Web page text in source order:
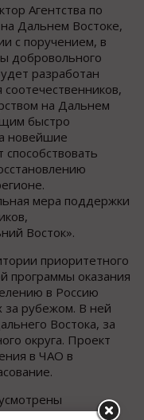
Агентства по
Дальнем Востоке,
с поручением, в
добровольного
разработан
на Дальнем
быстро
новейшие
способствовать
мера поддержки
Восток».
приоритетного
программы оказания
в Россию
за рубежом. В ней
Востока, за
округа. Проект
в ЧАО в
переезжающих